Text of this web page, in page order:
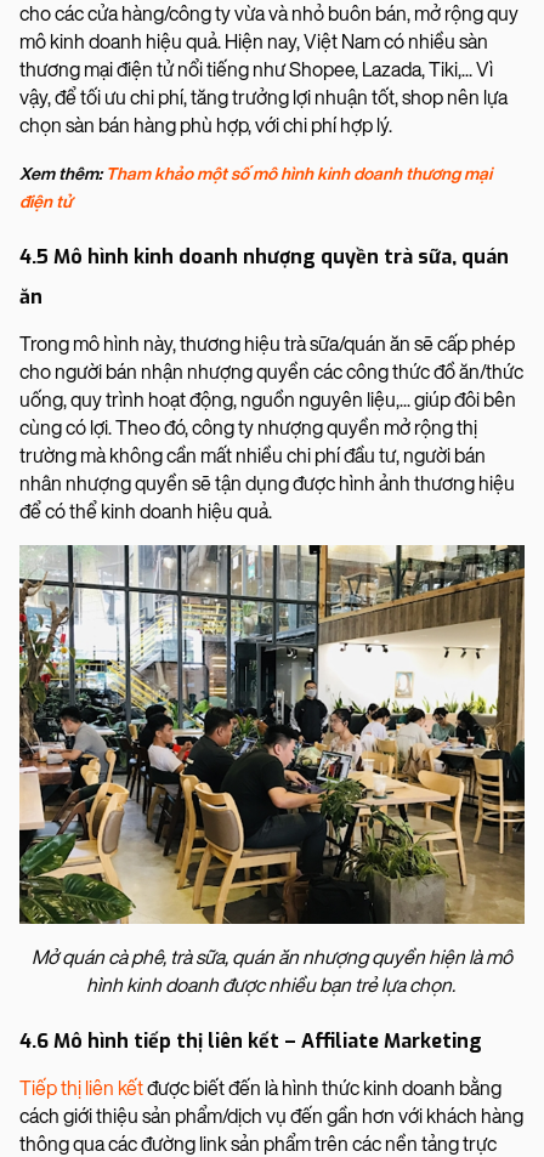
cho các cửa hàng/công ty vừa và nhỏ buôn bán, mở rộng quy
mô kinh doanh hiệu quả. Hiện nay, Việt Nam có nhiều sàn
thương mại điện tử nổi tiếng như Shopee, Lazada, Tiki,... Vì
vậy, để tối ưu chi phí, tăng trưởng lợi nhuận tốt, shop nên lựa
chọn sàn bán hàng phù hợp, với chi phí hợp lý.
Xem thêm:Tham khảo một số mô hình kinh doanh thương mại
điện tử
4.5 Mô hình kinh doanh nhượng quyền trà sữa, quán
ăn
Trong mô hình này, thương hiệu trà sữa/quán ăn sẽ cấp phép
cho người bán nhận nhượng quyền các công thức đồ ăn/thức
uống, quy trình hoạt động, nguồn nguyên liệu,... giúp đôi bên
cùng có lợi. Theo đó, công ty nhượng quyền mở rộng thị
trường mà không cần mất nhiều chi phí đầu tư, người bán
nhân nhượng quyền sẽ tận dụng được hình ảnh thương hiệu
để có thể kinh doanh hiệu quả.
Mở quán cà phê, trà sữa, quán ăn nhượng quyền hiện là mô
hình kinh doanh được nhiều bạn trẻ lựa chọn.
4.6 Mô hình tiếp thị liên kết – Affiliate Marketing
Tiếp thị liên kếtđược biết đến là hình thức kinh doanh bằng
cách giới thiệu sản phẩm/dịch vụ đến gần hơn với khách hàng
thông qua các đường link sản phẩm trên các nền tảng trực